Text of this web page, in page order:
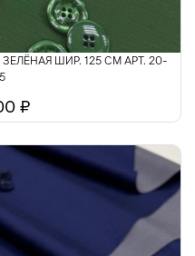
ШИР. 125 СМ АРТ. 20-
₽